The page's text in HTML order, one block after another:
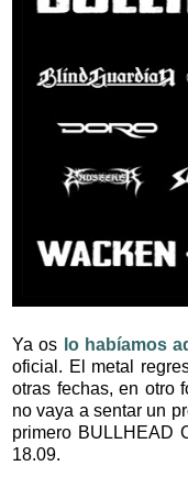
Ya os lo habíamos
oficial. El metal
otras fechas, en otro
no vaya a sentar un
primero BULLHEAD
18.09.